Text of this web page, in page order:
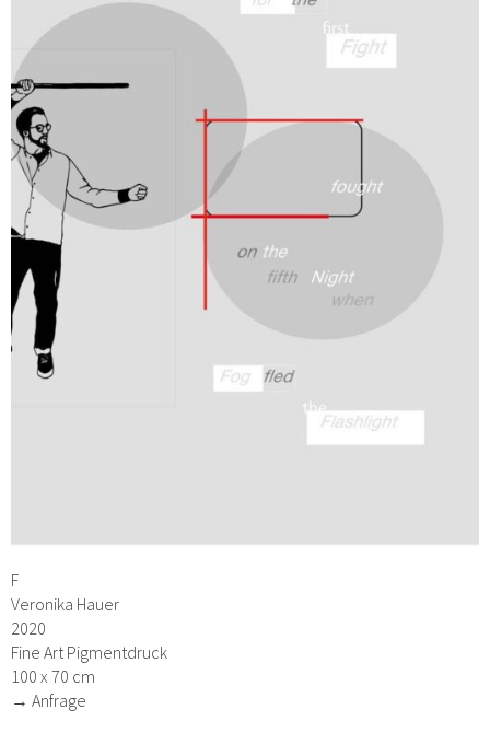
F
Veronika Hauer
2020
Fine Art Pigmentdruck
100 x 70 cm
→ Anfrage